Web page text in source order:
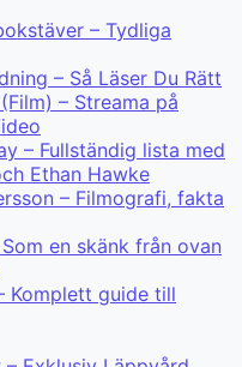
– Tydliga
– Så Läser Du Rätt
– Streama på
– Fullständig lista med
Ethan Hawke
– Filmografi, fakta
en skänk från ovan
Komplett guide till